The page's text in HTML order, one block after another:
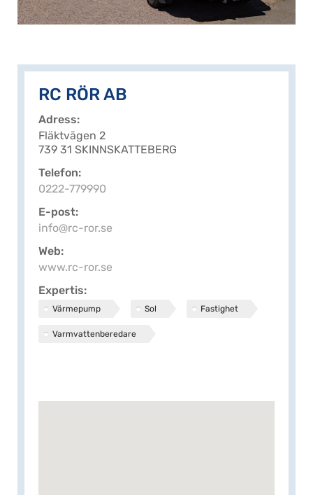
RC RÖR AB
Adress
Fläktvägen 2
739 31 SKINNSKATTEBERG
Telefon
0222-779990
E-post
info@rc-ror.se
Web
www.rc-ror.se
Expertis
Värmepump Sol Fastighet
Varmvattenberedare